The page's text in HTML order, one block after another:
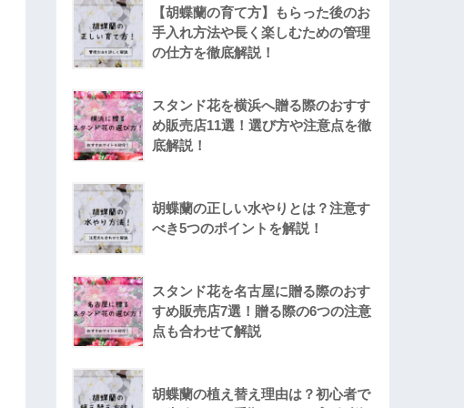
【胡蝶蘭の育て方】もらった後のお
手入れ方法や長く楽しむための管理
の仕方を徹底解説！
スタンド花を横浜へ贈る際のおすす
め販売店11選！選び方や注意点を徹
底解説！
胡蝶蘭の正しい水やりとは？注意す
べき5つのポイントを解説！
スタンド花を名古屋に贈る際のおす
すめ販売店7選！贈る際の6つの注意
点も合わせて解説
胡蝶蘭の植え替え理由は？初心者で